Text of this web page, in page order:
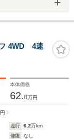
4WD 4速
本体価格
62.0万円
円
走行 6.2万km
修復
なし